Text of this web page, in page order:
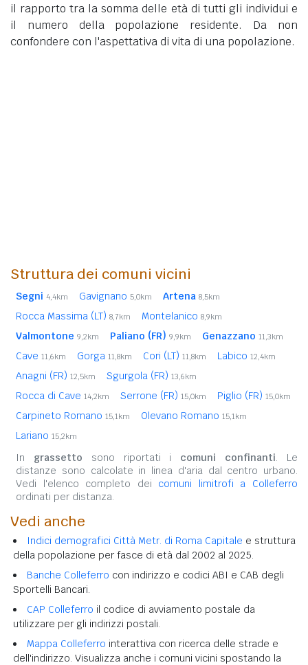
il rapporto tra la somma delle età di tutti gli individui e
il numero della popolazione residente. Da non
confondere con l'aspettativa di vita di una popolazione.
Struttura dei comuni vicini
Segni 4,4km Gavignano 5,0km Artena 8,5km
Rocca Massima (LT) 8,7km Montelanico 8,9km
Valmontone 9,2km Paliano (FR) 9,9km Genazzano 11,3km
Cave 11,6km Gorga 11,8km Cori (LT) 11,8km Labico 12,4km
Anagni (FR) 12,5km Sgurgola (FR) 13,6km
Rocca di Cave 14,2km Serrone (FR) 15,0km Piglio (FR) 15,0km
Carpineto Romano 15,1km Olevano Romano 15,1km
Lariano 15,2km
In grassetto sono riportati i comuni confinanti. Le
distanze sono calcolate in linea d'aria dal centro urbano.
Vedi l'elenco completo dei comuni limitrofi a Colleferro
ordinati per distanza.
Vedi anche
Indici demografici Città Metr. di Roma Capitale e struttura
della popolazione per fasce di età dal 2002 al 2025.
Banche Colleferro con indirizzo e codici ABI e CAB degli
Sportelli Bancari.
CAP Colleferro il codice di avviamento postale da
utilizzare per gli indirizzi postali.
Mappa Colleferro interattiva con ricerca delle strade e
dell'indirizzo. Visualizza anche i comuni vicini spostando la